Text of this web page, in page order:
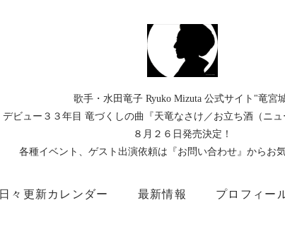
歌手・水田竜子 Ryuko Mizuta 公式サイト"竜宮
デビュー３３年目 竜づくしの曲『天竜なさけ／お立ち酒（ニュ
８月２６日発売決定！
各種イベント、ゲスト出演依頼は『お問い合わせ』からお気
日々更新カレンダー 最新情報 プロフィー